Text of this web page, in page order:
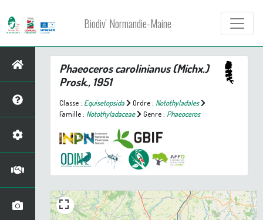
Biodiv' Normandie-Maine
Phaeoceros carolinianus(Michx.)
Prosk., 1951
Classe : Equisetopsida Ordre : Notothyladales
Famille : Notothyladaceae Genre : Phaeoceros